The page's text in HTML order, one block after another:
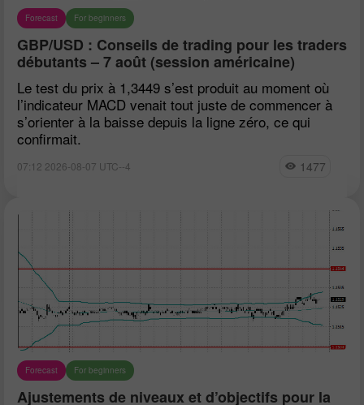
Forecast For beginners
GBP/USD : Conseils de trading pour les traders
débutants – 7 août (session américaine)
Le test du prix à 1,3449 s’est produit au moment où
l’indicateur MACD venait tout juste de commencer à
s’orienter à la baisse depuis la ligne zéro, ce qui
confirmait.
07:12 2026-08-07 UTC--4 1477
Forecast For beginners
Ajustements de niveaux et d’objectifs pour la